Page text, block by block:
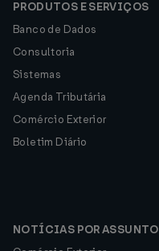
PRODUTOS E SERVIÇOS
Banco de Dados
Consultoria
Sistemas
Agenda Tributária
Comércio Exterior
Boletim Diário
NOTÍCIAS POR ASSUNTO